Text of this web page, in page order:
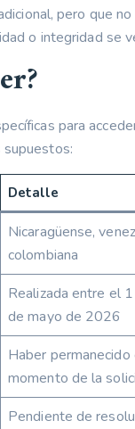
pero que
o integridad se
para
Detalle
Nicaragüense,
colombiana
Realizada entre el
de mayo de 2026
Haber
momento de la
Pendiente de